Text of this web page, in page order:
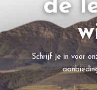
de
Schrijf je in voor